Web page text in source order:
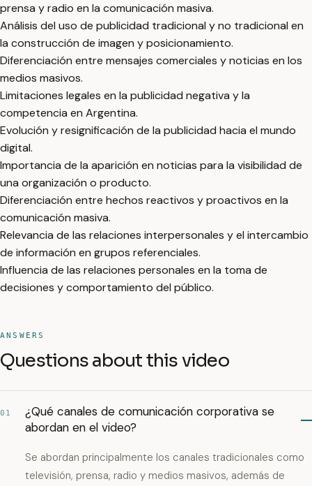
prensa y radio en la comunicación masiva.
Análisis del uso de publicidad tradicional y no tradicional en
la construcción de imagen y posicionamiento.
Diferenciación entre mensajes comerciales y noticias en los
medios masivos.
Limitaciones legales en la publicidad negativa y la
competencia en Argentina.
Evolución y resignificación de la publicidad hacia el mundo
digital.
Importancia de la aparición en noticias para la visibilidad de
una organización o producto.
Diferenciación entre hechos reactivos y proactivos en la
comunicación masiva.
Relevancia de las relaciones interpersonales y el intercambio
de información en grupos referenciales.
Influencia de las relaciones personales en la toma de
decisiones y comportamiento del público.
ANSWERS
Questions about this video
01
¿Qué canales de comunicación corporativa se
abordan en el video?
Se abordan principalmente los canales tradicionales como
televisión, prensa, radio y medios masivos, además de